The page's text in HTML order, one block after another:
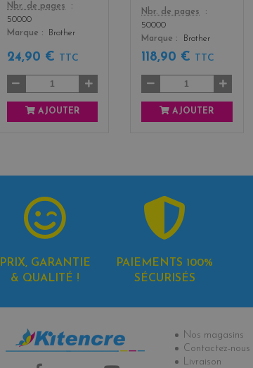
Color
Nbr. de pages
50000
Marque
Brother
24,90 € TTC
AJOUTER
Color
Nbr. de pages
50000
Marque
Brother
118,90 € TTC
AJOUTER
PRIX, GARANTIE
& QUALITÉ !
PAIEMENTS 100%
SÉCURISÉS
Informations
Nos magasins
Contactez-nous
Livraison